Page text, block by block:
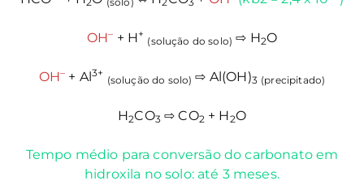
OH– + H+
(solução do solo) ⇨ H2O
OH– + Al3+
(solução do solo) ⇨ Al(OH)3 (precipitado)
H2CO3 ⇨ CO2 + H2O
Tempo médio para conversão do carbonato em
hidroxila no solo: até 3 meses.